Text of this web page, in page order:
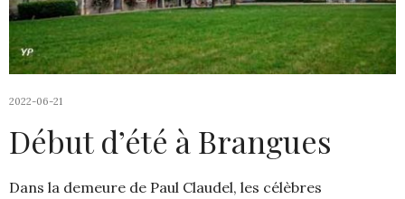
2022-06-21
Début d’été à Brangues
Dans la demeure de Paul Claudel, les célèbres